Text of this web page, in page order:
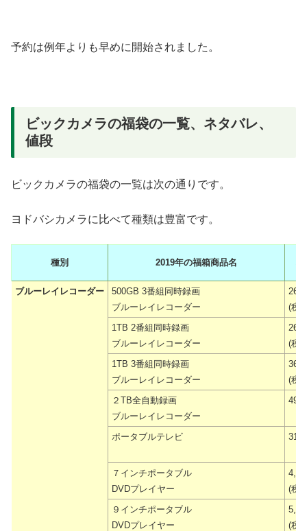
予約は例年よりも早めに開始されました。
ビックカメラの福袋の一覧、ネタバレ、
値段
ビックカメラの福袋の一覧は次の通りです。
ヨドバシカメラに比べて種類は豊富です。
種別 2019年の福箱商品名
ブルーレイレコーダー
500GB 3番組同時録画
ブルーレイレコーダー
(税
1TB 2番組同時録画
ブルーレイレコーダー
(税
1TB 3番組同時録画
ブルーレイレコーダー
(税
２TB全自動録画
ブルーレイレコーダー
ポータブルテレビ
７インチポータブル
DVDプレイヤー
(税
９インチポータブル
DVDプレイヤー
(税